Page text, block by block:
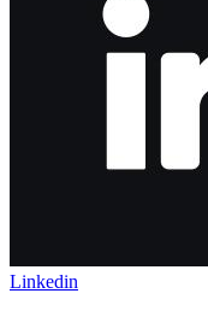
Linkedin